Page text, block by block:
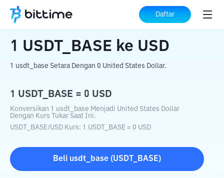
Daftar
Beranda Konverter Kripto USDT_BASE ke USD
1 USDT_BASE ke USD
1 usdt_base Setara Dengan 0 United States Dollar.
1 USDT_BASE = 0 USD
Konversikan 1 usdt_base Menjadi United States Dollar
Dengan Kurs Tukar Saat Ini.
USDT_BASE/USD Kurs: 1 USDT_BASE = 0 USD
Beli usdt_base (USDT_BASE)